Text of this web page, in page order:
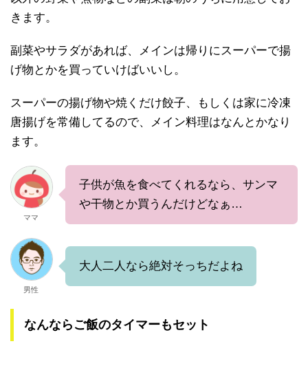
きます。
副菜やサラダがあれば、メインは帰りにスーパーで揚
げ物とかを買っていけばいいし。
スーパーの揚げ物や焼くだけ餃子、もしくは家に冷凍
唐揚げを常備してるので、メイン料理はなんとかなり
ます。
ママ
子供が魚を食べてくれるなら、サンマ
や干物とか買うんだけどなぁ…
男性
大人二人なら絶対そっちだよね
なんならご飯のタイマーもセット